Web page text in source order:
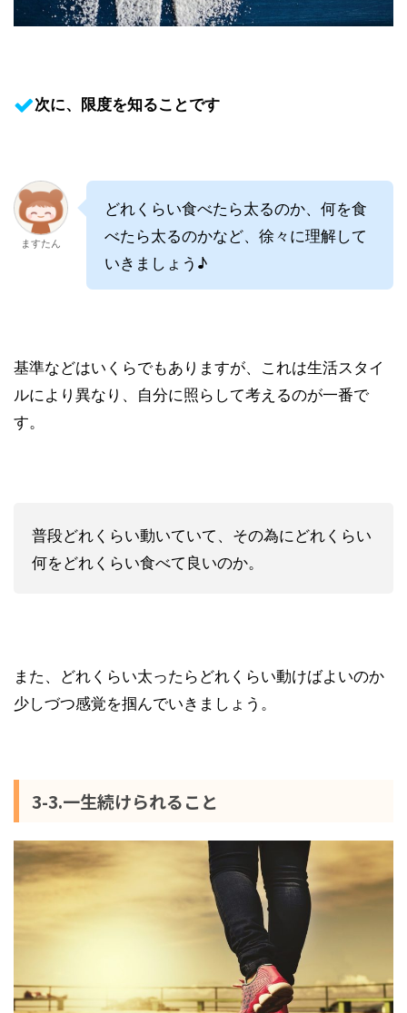
次に、限度を知ることです
ますたん
どれくらい食べたら太るのか、何を食
べたら太るのかなど、徐々に理解して
いきましょう♪
基準などはいくらでもありますが、これは生活スタイ
ルにより異なり、自分に照らして考えるのが一番で
す。
普段どれくらい動いていて、その為にどれくらい
何をどれくらい食べて良いのか。
また、どれくらい太ったらどれくらい動けばよいのか
少しづつ感覚を掴んでいきましょう。
3-3.一生続けられること